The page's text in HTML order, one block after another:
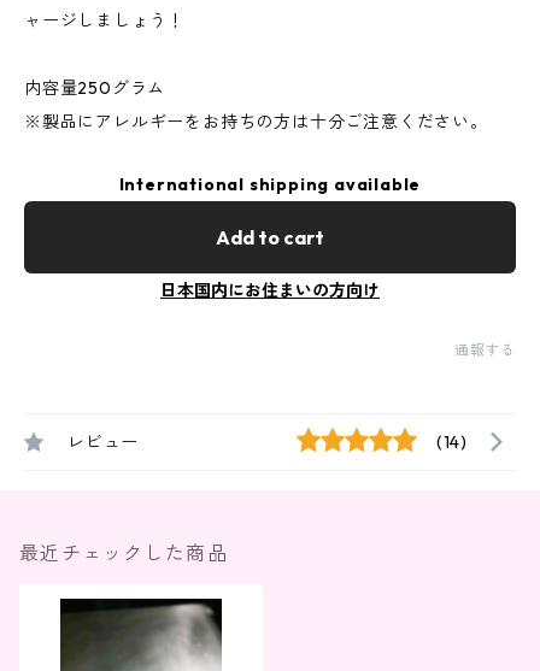
ャージしましょう！
内容量250グラム
※製品にアレルギーをお持ちの方は十分ご注意ください。
International shipping available
Add to cart
日本国内にお住まいの方向け
通報する
レビュー (14)
最近チェックした商品